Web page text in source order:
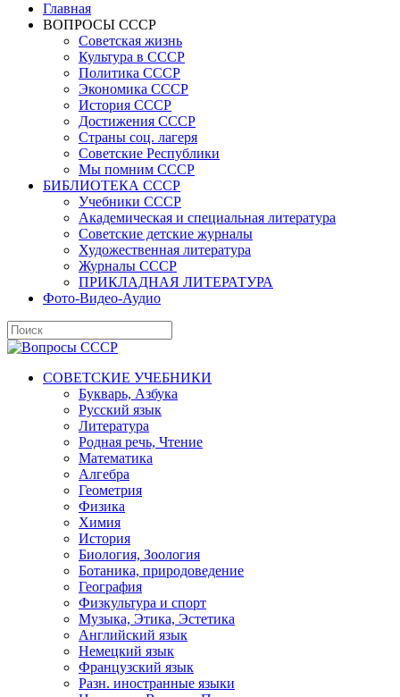
Главная
ВОПРОСЫ СССР
Советская жизнь
Культура в СССР
Политика СССР
Экономика СССР
История СССР
Достижения СССР
Страны соц. лагеря
Советские Республики
Мы помним СССР
БИБЛИОТЕКА СССР
Учебники СССР
Академическая и специальная литература
Советские детские журналы
Художественная литература
Журналы СССР
ПРИКЛАДНАЯ ЛИТЕРАТУРА
Фото-Видео-Аудио
СОВЕТСКИЕ УЧЕБНИКИ
Букварь, Азбука
Русский язык
Литература
Родная речь, Чтение
Математика
Алгебра
Геометрия
Физика
Химия
История
Биология, Зоология
Ботаника, природоведение
География
Физкультура и спорт
Музыка, Этика, Эстетика
Английский язык
Немецкий язык
Французский язык
Разн. иностранные языки